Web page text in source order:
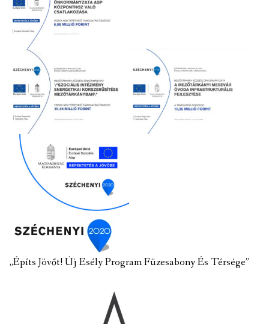
„Építs Jövőt! Új Esély Program Füzesabony És Térsége”